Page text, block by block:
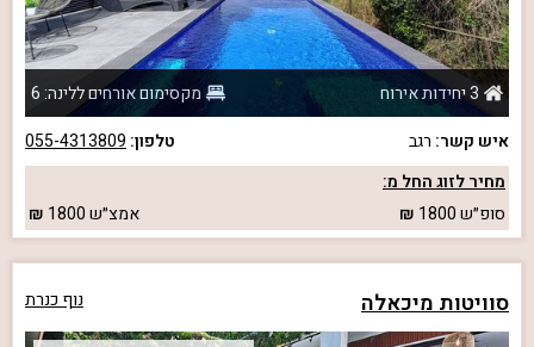
3 יחידות אירוח
מקסימום אורחים ללינה: 6
איש קשר: רגב טלפון: 055-4313809
מחיר לזוג החל מ:
סופ״ש1800 אמצ״ש1800
סוויטות מיכאלה נוף כנרת